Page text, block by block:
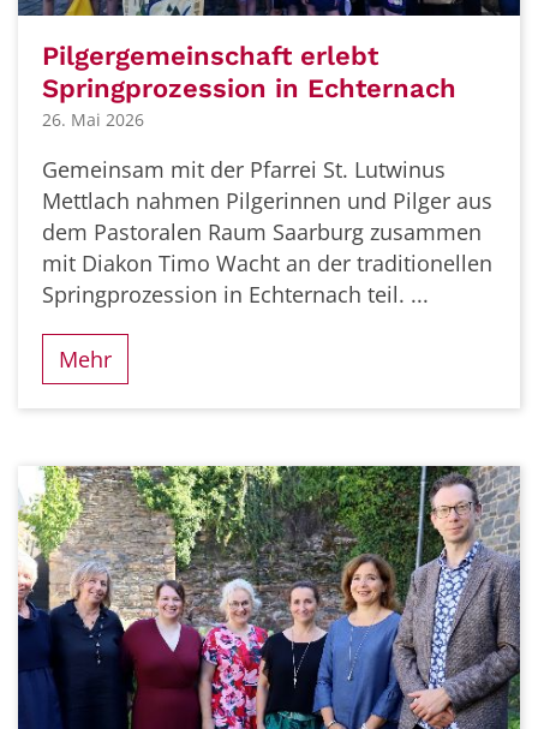
Pilgergemeinschaft erlebt
Springprozession in Echternach
26. Mai 2026
Gemeinsam mit der Pfarrei St. Lutwinus
Mettlach nahmen Pilgerinnen und Pilger aus
dem Pastoralen Raum Saarburg zusammen
mit Diakon Timo Wacht an der traditionellen
Springprozession in Echternach teil. ...
Mehr